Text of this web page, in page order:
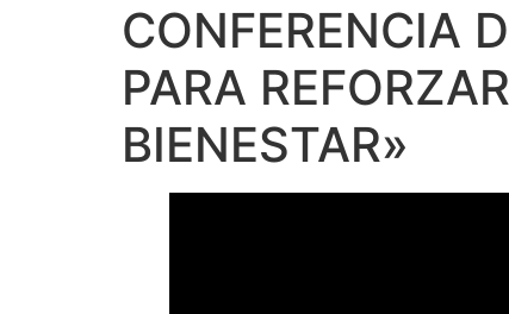
CONFERENCIA
PARA
BIENESTAR»